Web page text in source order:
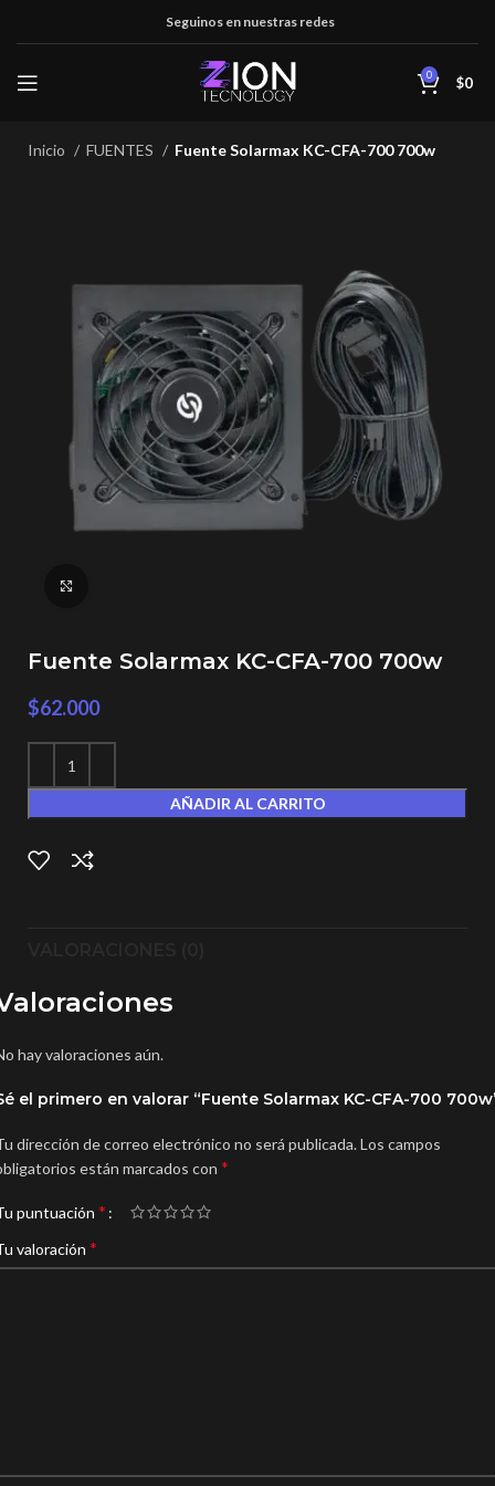
Seguinos en nuestras redes
0 $0
Inicio FUENTES Fuente Solarmax KC-CFA-700 700w
Fuente Solarmax KC-CFA-700 700w
$62.000
AÑADIR AL CARRITO
hay valoraciones aún.
el primero en valorar “Fuente Solarmax KC-CFA-700
dirección de correo electrónico no será publicada.Los campos
están marcados con *
puntuación *
valoración *